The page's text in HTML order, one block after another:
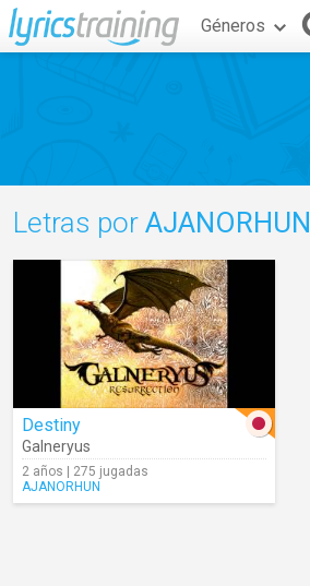
Géneros
Letras por AJANORHUN
Destiny
Galneryus
2 años | 275 jugadas
AJANORHUN